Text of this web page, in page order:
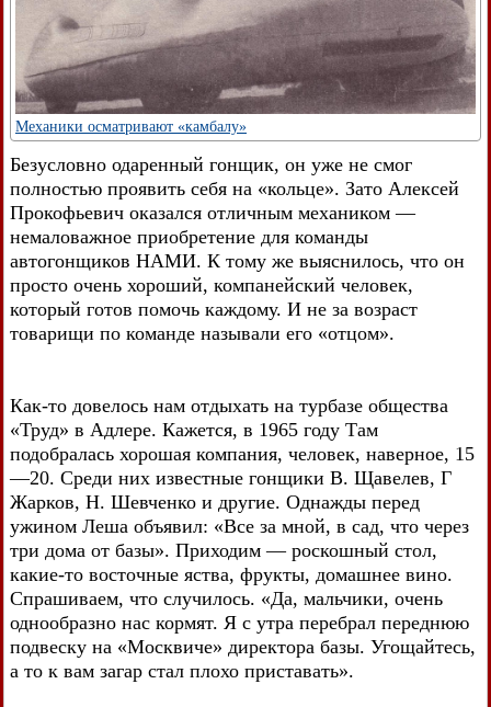
Механики осматривают «камбалу»
Безусловно одаренный гонщик, он уже не смог
полностью проявить себя на «кольце». Зато Алексей
Прокофьевич оказался отличным механиком —
немаловажное приобретение для команды
автогонщиков НАМИ. К тому же выяснилось, что он
просто очень хороший, компанейский человек,
который готов помочь каждому. И не за возраст
товарищи по команде называли его «отцом».
Как-то довелось нам отдыхать на турбазе общества
«Труд» в Адлере. Кажется, в 1965 году Там
подобралась хорошая компания, человек, наверное, 15
—20. Среди них известные гонщики В. Щавелев, Г
Жарков, Н. Шевченко и другие. Однажды перед
ужином Леша объявил: «Все за мной, в сад, что через
три дома от базы». Приходим — роскошный стол,
какие-то восточные яства, фрукты, домашнее вино.
Спрашиваем, что случилось. «Да, мальчики, очень
однообразно нас кормят. Я с утра перебрал переднюю
подвеску на «Москвиче» директора базы. Угощайтесь,
а то к вам загар стал плохо приставать».